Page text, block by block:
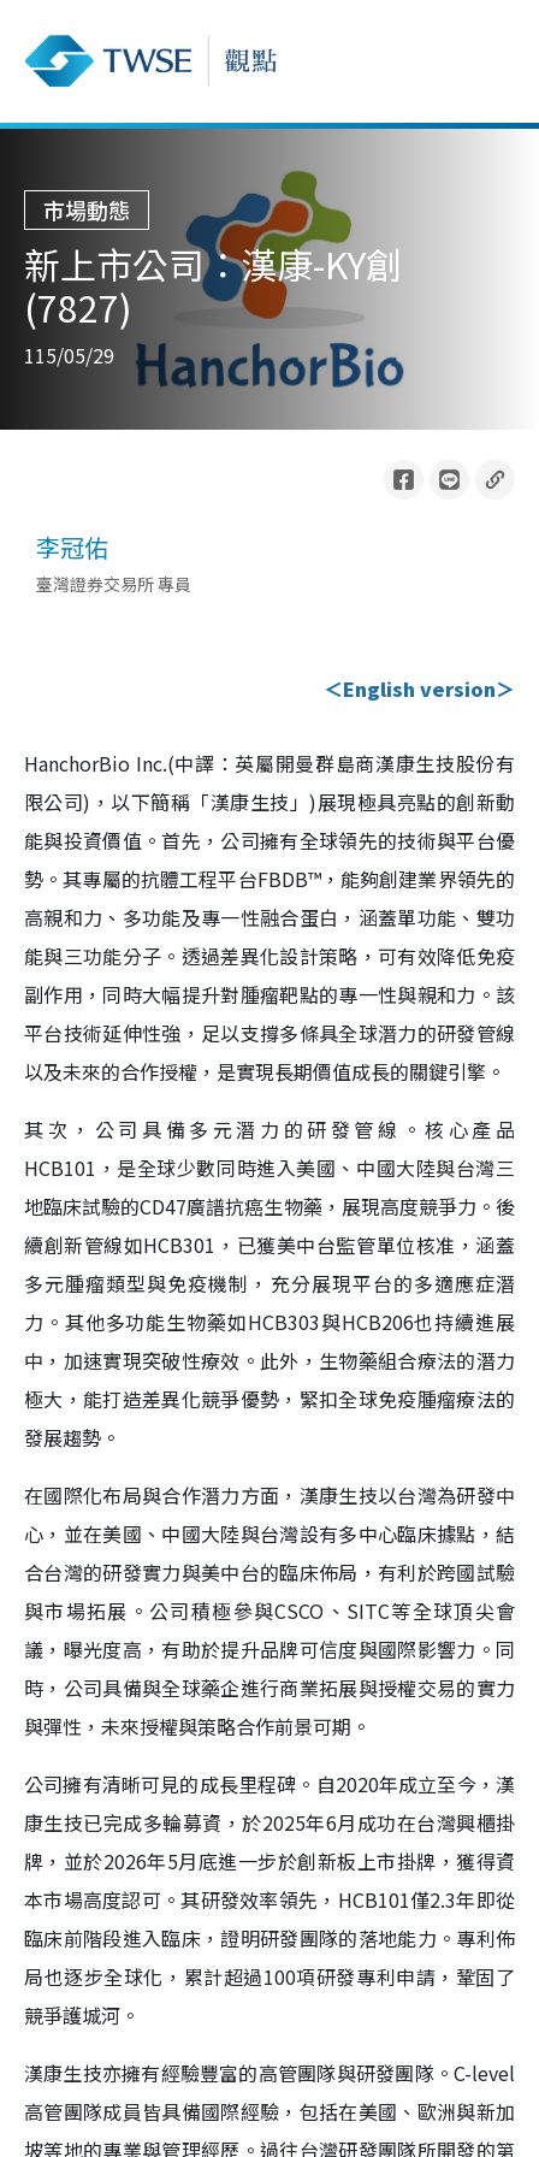
市場動態
新上市公司：漢康-KY創
(7827)
115/05/29
李冠佑
臺灣證券交易所 專員
＜English version＞
HanchorBio Inc.(中譯：英屬開曼群島商漢康生技股份有
限公司)，以下簡稱「漢康生技」)展現極具亮點的創新動
能與投資價值。首先，公司擁有全球領先的技術與平台優
勢。其專屬的抗體工程平台FBDB™，能夠創建業界領先的
高親和力、多功能及專一性融合蛋白，涵蓋單功能、雙功
能與三功能分子。透過差異化設計策略，可有效降低免疫
副作用，同時大幅提升對腫瘤靶點的專一性與親和力。該
平台技術延伸性強，足以支撐多條具全球潛力的研發管線
以及未來的合作授權，是實現長期價值成長的關鍵引擎。
其次，公司具備多元潛力的研發管線。核心產品
HCB101，是全球少數同時進入美國、中國大陸與台灣三
地臨床試驗的CD47廣譜抗癌生物藥，展現高度競爭力。後
續創新管線如HCB301，已獲美中台監管單位核准，涵蓋
多元腫瘤類型與免疫機制，充分展現平台的多適應症潛
力。其他多功能生物藥如HCB303與HCB206也持續進展
中，加速實現突破性療效。此外，生物藥組合療法的潛力
極大，能打造差異化競爭優勢，緊扣全球免疫腫瘤療法的
發展趨勢。
在國際化布局與合作潛力方面，漢康生技以台灣為研發中
心，並在美國、中國大陸與台灣設有多中心臨床據點，結
合台灣的研發實力與美中台的臨床佈局，有利於跨國試驗
與市場拓展。公司積極參與CSCO、SITC等全球頂尖會
議，曝光度高，有助於提升品牌可信度與國際影響力。同
時，公司具備與全球藥企進行商業拓展與授權交易的實力
與彈性，未來授權與策略合作前景可期。
公司擁有清晰可見的成長里程碑。自2020年成立至今，漢
康生技已完成多輪募資，於2025年6月成功在台灣興櫃掛
牌，並於2026年5月底進一步於創新板上市掛牌，獲得資
本市場高度認可。其研發效率領先，HCB101僅2.3年即從
臨床前階段進入臨床，證明研發團隊的落地能力。專利佈
局也逐步全球化，累計超過100項研發專利申請，鞏固了
競爭護城河。
漢康生技亦擁有經驗豐富的高管團隊與研發團隊。C-level
高管團隊成員皆具備國際經驗，包括在美國、歐洲與新加
坡等地的專業與管理經歷。過往台灣研發團隊所開發的第